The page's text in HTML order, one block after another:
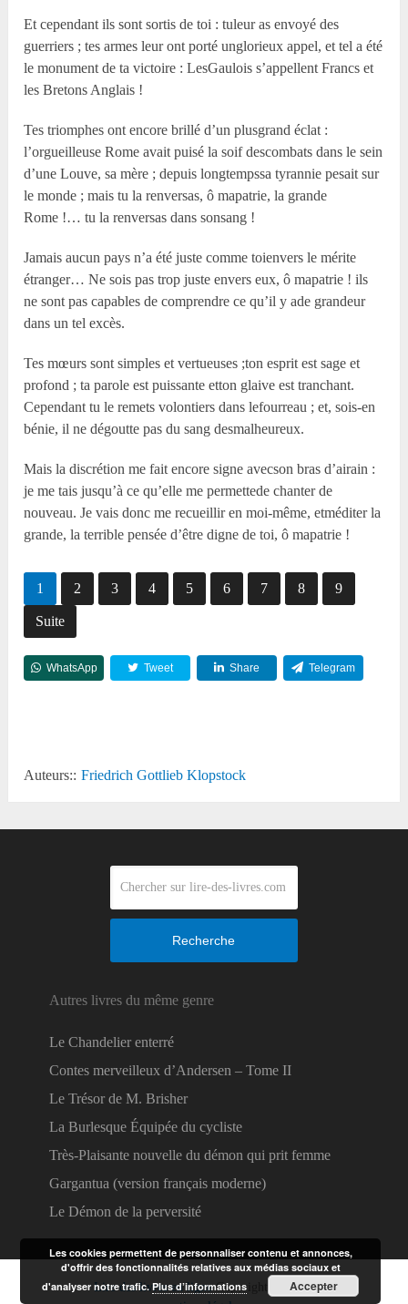
Et cependant ils sont sortis de toi : tuleur as envoyé des
guerriers ; tes armes leur ont porté unglorieux appel, et tel a été
le monument de ta victoire : LesGaulois s’appellent Francs et
les Bretons Anglais !
Tes triomphes ont encore brillé d’un plusgrand éclat :
l’orgueilleuse Rome avait puisé la soif descombats dans le sein
d’une Louve, sa mère ; depuis longtempssa tyrannie pesait sur
le monde ; mais tu la renversas, ô mapatrie, la grande
Rome !… tu la renversas dans sonsang !
Jamais aucun pays n’a été juste comme toienvers le mérite
étranger… Ne sois pas trop juste envers eux, ô mapatrie ! ils
ne sont pas capables de comprendre ce qu’il y ade grandeur
dans un tel excès.
Tes mœurs sont simples et vertueuses ;ton esprit est sage et
profond ; ta parole est puissante etton glaive est tranchant.
Cependant tu le remets volontiers dans lefourreau ; et, sois-en
bénie, il ne dégoutte pas du sang desmalheureux.
Mais la discrétion me fait encore signe avecson bras d’airain :
je me tais jusqu’à ce qu’elle me permettede chanter de
nouveau. Je vais donc me recueillir en moi-même, etméditer la
grande, la terrible pensée d’être digne de toi, ô mapatrie !
1 2 3 4 5 6 7 8 9
Suite
WhatsApp Tweet Share Telegram
Auteurs:: Friedrich Gottlieb Klopstock
Recherche
Autres livres du même genre
Le Chandelier enterré
Contes merveilleux d’Andersen – Tome II
Le Trésor de M. Brisher
La Burlesque Équipée du cycliste
Très-Plaisante nouvelle du démon qui prit femme
Gargantua (version français moderne)
Le Démon de la perversité
Lire des livres en ligneCopyright © 2026.
Les cookies permettent de personnaliser contenu et annonces,
d'offrir des fonctionnalités relatives aux médias sociaux et
d'analyser notre trafic.Plus d’informations Accepter